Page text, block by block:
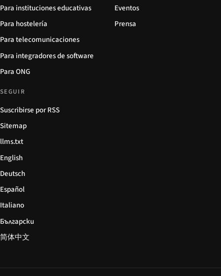
Para instituciones educativas
Para hostelería
Para telecomunicaciones
Para integradores de software
Para ONG
Eventos
Prensa
SEGUIR
Suscribirse por RSS
Sitemap
llms.txt
English
Deutsch
Español
Italiano
Български
简体中文